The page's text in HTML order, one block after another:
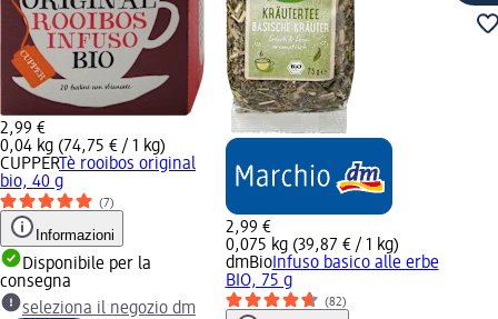
2,99 €
0,04 kg (74,75 € / 1 kg)
CUPPERTè rooibos original
bio, 40 g
(7)
Informazioni
Disponibile per la
consegna
seleziona il negozio dm
2,99 €
0,075 kg (39,87 € / 1 kg)
dmBioInfuso basico alle erbe
BIO, 75 g
(82)